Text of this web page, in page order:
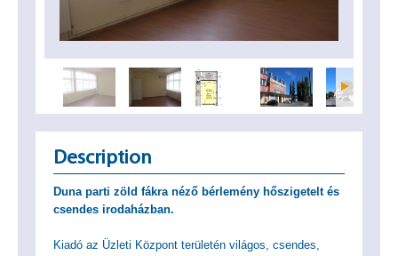
Description
Duna parti zöld fákra néző bérlemény hőszigetelt és
csendes irodaházban.
Kiadó az Üzleti Központ területén világos, csendes,